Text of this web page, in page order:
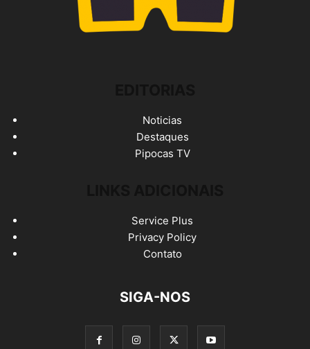
Noticias
Destaques
Pipocas TV
Service Plus
Privacy Policy
Contato
SIGA-NOS